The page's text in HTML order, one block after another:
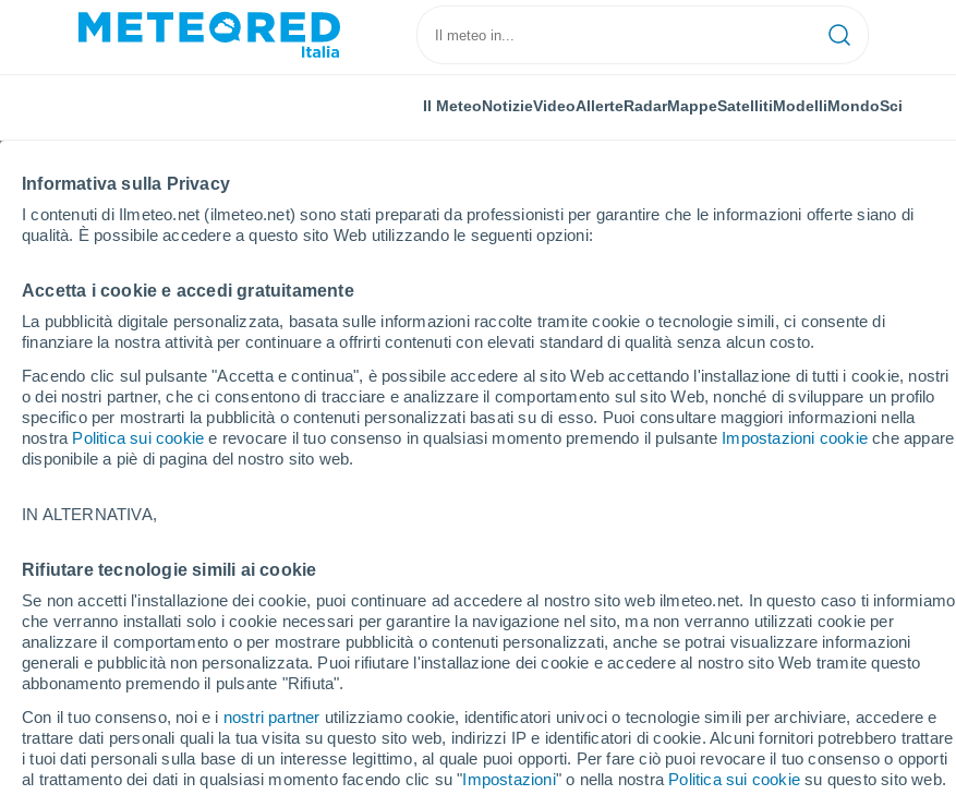
Informativa sulla Privacy
I contenuti di Ilmeteo.net (ilmeteo.net) sono stati preparati da professionisti per garantire che le informazioni offerte siano di
qualità. È possibile accedere a questo sito Web utilizzando le seguenti opzioni:
Accetta i cookie e accedi gratuitamente
La pubblicità digitale personalizzata, basata sulle informazioni raccolte tramite cookie o tecnologie simili, ci consente di
finanziare la nostra attività per continuare a offrirti contenuti con elevati standard di qualità senza alcun costo.
Facendo clic sul pulsante "Accetta e continua", è possibile accedere al sito Web accettando l'installazione di tutti i cookie, nostri
o dei nostri partner, che ci consentono di tracciare e analizzare il comportamento sul sito Web, nonché di sviluppare un profilo
specifico per mostrarti la pubblicità o contenuti personalizzati basati su di esso. Puoi consultare maggiori informazioni nella
nostra Politica sui cookie e revocare il tuo consenso in qualsiasi momento premendo il pulsante Impostazioni cookie che appare
disponibile a piè di pagina del nostro sito web.
IN ALTERNATIVA,
Rifiutare tecnologie simili ai cookie
Se non accetti l'installazione dei cookie, puoi continuare ad accedere al nostro sito web ilmeteo.net. In questo caso ti informiamo
che verranno installati solo i cookie necessari per garantire la navigazione nel sito, ma non verranno utilizzati cookie per
analizzare il comportamento o per mostrare pubblicità o contenuti personalizzati, anche se potrai visualizzare informazioni
generali e pubblicità non personalizzata. Puoi rifiutare l'installazione dei cookie e accedere al nostro sito Web tramite questo
abbonamento premendo il pulsante "Rifiuta".
Con il tuo consenso, noi e i nostri partner utilizziamo cookie, identificatori univoci o tecnologie simili per archiviare, accedere e
trattare dati personali quali la tua visita su questo sito web, indirizzi IP e identificatori di cookie. Alcuni fornitori potrebbero trattare
i tuoi dati personali sulla base di un interesse legittimo, al quale puoi opporti. Per fare ciò puoi revocare il tuo consenso o opporti
al trattamento dei dati in qualsiasi momento facendo clic su "Impostazioni" o nella nostra Politica sui cookie su questo sito web.
Il MeteoNotizieVideoAllerteRadarMappeSatellitiModelliMondoSci
Home Francia Occitania Aude
Camurac
19/12/2026
Oggi
8 Ago
Domani
9 Ago
Lunedì
10 Ago
Bollettino neve oggi
Piste per difficoltà 2 5 2 2
Chilometri sciabili 0 / 15
Spessore della neve alla base 100 cm
Spessore della neve nella parte superiore 130 cm